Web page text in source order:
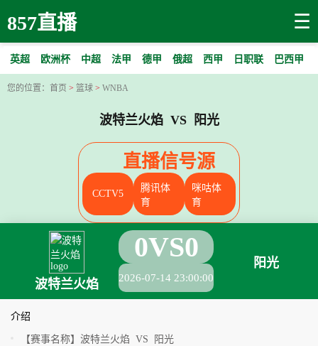
857直播 ☰
英超 欧洲杯 中超 法甲 德甲 俄超 西甲 日职联 巴西甲
您的位置： 首页 > 篮球 > WNBA
波特兰火焰 VS 阳光
直播信号源
CCTV5
腾讯体
育
咪咕体
育
波特兰火焰
0VS0
2026-07-14 23:00:00
阳光
介绍
【赛事名称】 波特兰火焰 VS 阳光